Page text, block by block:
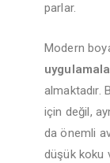
parlar.
Modern
almaktadır.
için değil,
da önemli
düşük koku